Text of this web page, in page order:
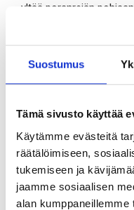
Suostumus
Tämä sivusto käyttää
Käytämme evästeitä
räätälöimiseen,
tukemiseen ja
jaamme sosiaalisen
alan
yltää poranreiän
Poranreikien
erittäin tärkeää. Reikien
Jos reikää ei
prosenttia.
Käytä pumppua sopivan
parhaan tuloksen:
metalliharjalla ja puhalla
Tutustu myös